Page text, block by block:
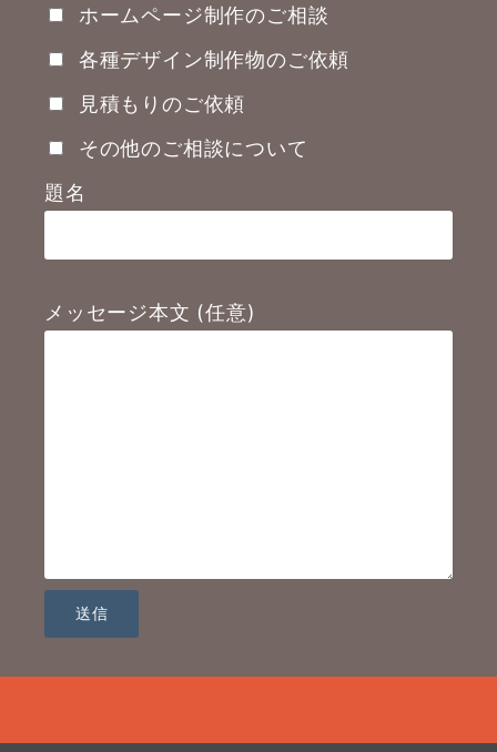
ホームページ制作のご相談
各種デザイン制作物のご依頼
見積もりのご依頼
その他のご相談について
題名
メッセージ本文 (任意)